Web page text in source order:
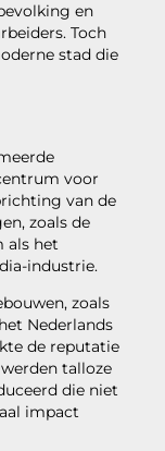
en
Toch
stad die
voor
van de
zoals de
als het
industrie.
zoals
Nederlands
de reputatie
werden talloze
die niet
impact